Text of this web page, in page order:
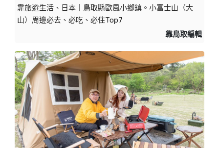
靠旅遊生活、日本｜鳥取縣歐風小鄉鎮。小富士山（大
山）周邊必去、必吃、必住Top7
靠鳥取編輯